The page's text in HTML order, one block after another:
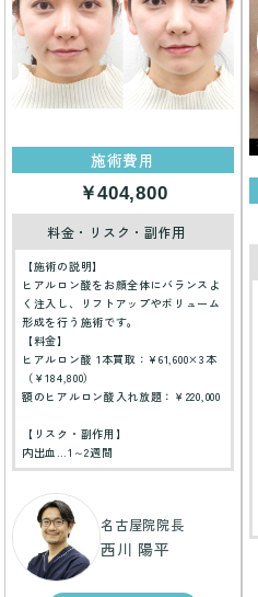
施術費用
￥404,800
料金・リスク・副作用
【施術の説明】
ヒアルロン酸をお顔全体にバランスよ
く注入し、リフトアップやボリューム
形成を行う施術です。
【料金】
ヒアルロン酸 1本買取：¥61,600×3本
（￥184,800）
額のヒアルロン酸入れ放題：￥220,000
【リスク・副作用】
内出血…1～2週間
名古屋院院長
西川 陽平